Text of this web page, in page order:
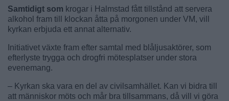
Samtidigt som krogar i Halmstad fått tillstånd att servera
alkohol fram till klockan åtta på morgonen under VM, vill
kyrkan erbjuda ett annat alternativ.
Initiativet växte fram efter samtal med blåljusaktörer, som
efterlyste trygga och drogfri mötesplatser under stora
evenemang.
– Kyrkan ska vara en del av civilsamhället. Kan vi bidra till
att människor möts och mår bra tillsammans, då vill vi göra